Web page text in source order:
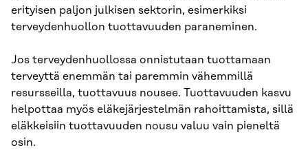
erityisen paljon julkisen sektorin, esimerkiksi
terveydenhuollon tuottavuuden paraneminen.
Jos terveydenhuollossa onnistutaan tuottamaan
terveyttä enemmän tai paremmin vähemmillä
resursseilla, tuottavuus nousee. Tuottavuuden kasvu
helpottaa myös eläkejärjestelmän rahoittamista, sillä
eläkkeisiin tuottavuuden nousu valuu vain pieneltä
osin.